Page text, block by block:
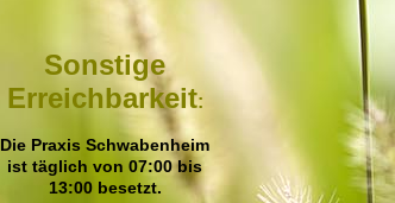
Sonstige
Erreichbarkeit:
Die Praxis Schwabenheim
ist täglich von 07:00 bis
13:00 besetzt.